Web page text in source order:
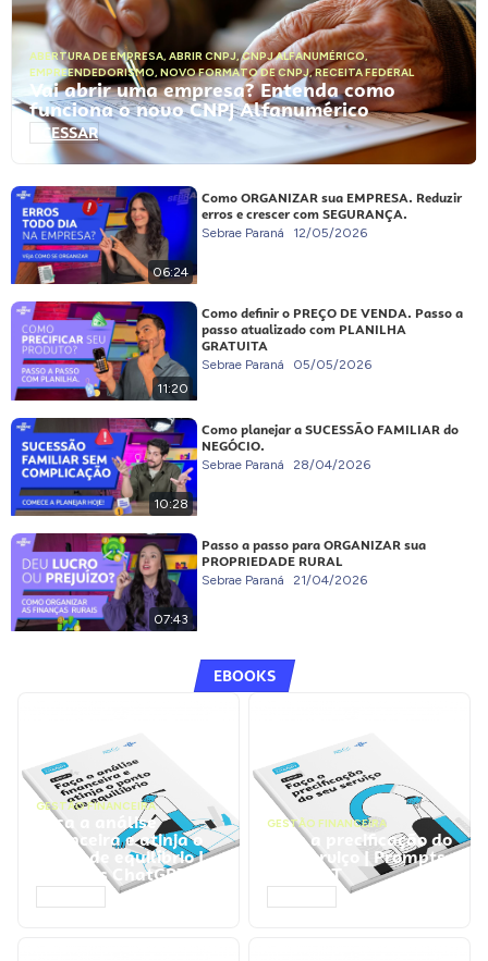
ABERTURA DE EMPRESA, ABRIR CNPJ,CNPJ ALFANUMÉRICO,
EMPREENDEDORISMO, NOVO FORMATO DE CNPJ,RECEITA FEDERAL
Vai abrir uma empresa? Entenda como
funciona o novo CNPJ Alfanumérico
ACESSAR
06:24
Como ORGANIZAR sua EMPRESA. Reduzir
erros e crescer com SEGURANÇA.
Sebrae Paraná 12/05/2026
11:20
Como definir o PREÇO DE VENDA. Passo a
passo atualizado com PLANILHA
GRATUITA
Sebrae Paraná 05/05/2026
10:28
Como planejar a SUCESSÃO FAMILIAR do
NEGÓCIO.
Sebrae Paraná 28/04/2026
07:43
Passo a passo para ORGANIZAR sua
PROPRIEDADE RURAL
Sebrae Paraná 21/04/2026
EBOOKS
GESTÃO FINANCEIRA
Faça a análise
financeira e atinja o
ponto de equilíbrio |
Prompts ChatGPT
GESTÃO FINANCEIRA
Faça a precificação do
seu serviço | Prompts
ChatGPT